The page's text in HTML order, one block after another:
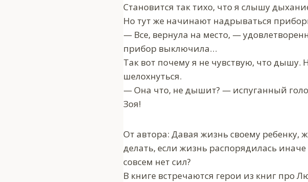
Становится так тихо, что я слышу
Но тут же начинают надрываться
— Все, вернула на место, —
прибор выключила…
Так вот почему я не чувствую, что дышу.
шелохнуться.
— Она что, не дышит? — испуганный
Зоя!
От автора: Давая жизнь своему ребенку,
делать, если жизнь распорядилась
совсем нет сил?
В книге встречаются герои из книг про